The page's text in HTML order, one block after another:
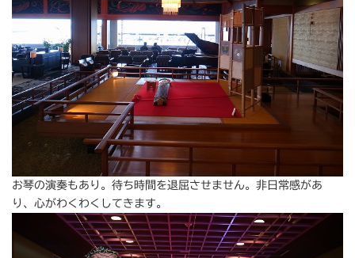
お琴の演奏もあり。待ち時間を退屈させません。非日常感があ
り、心がわくわくしてきます。